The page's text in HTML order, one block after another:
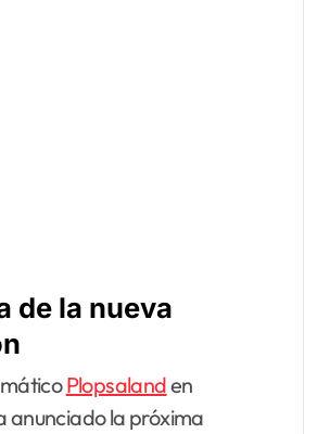
de la nueva
Plopsalanden
anunciado la próxima